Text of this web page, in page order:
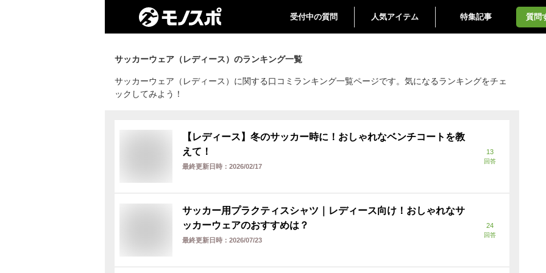
受付中の質問 人気アイテム 特集記事 質問
サッカーウェア（レディース） のランキング一覧
サッカーウェア（レディース）に関する口コミランキング一覧ページです。気になるランキングをチェ
ックしてみよう！
【レディース】冬のサッカー時に！おしゃれなベンチコートを教
えて！
最終更新日時： 2026/02/17
13
回答
サッカー用プラクティスシャツ｜レディース向け！おしゃれなサ
ッカーウェアのおすすめは？
最終更新日時： 2026/07/23
24
回答